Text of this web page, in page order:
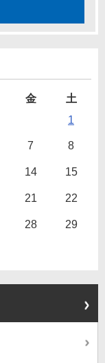
金
土
1
7 8
14 15
21 22
28 29